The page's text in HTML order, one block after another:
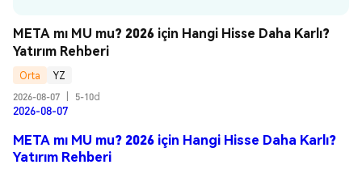
META mı MU mu? 2026 için Hangi Hisse Daha Karlı?
Yatırım Rehberi
Orta
YZ
2026-08-07
5-10d
2026-08-07
META mı MU mu? 2026 için Hangi Hisse Daha Karlı?
Yatırım Rehberi